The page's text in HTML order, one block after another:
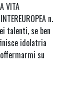
VITA
n.
talenti, se ben
idolatria
su